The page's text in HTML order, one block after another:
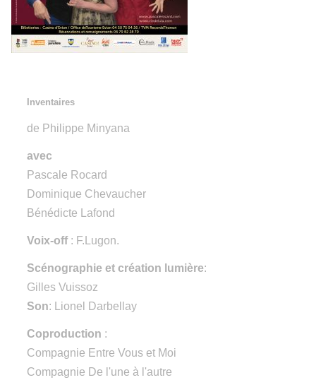
Inventaires
de Philippe Minyana
avec
Pascale Rocard
Dominique Chevaucher
Bénédicte Lafond
Voix-off : F.Lugon.
Scénographie et création lumière:
Gilles Vuissoz
Son: Lionel Darbellay
Coproduction :
Compagnie Entre Vous et Moi
Compagnie De l'une à l'autre